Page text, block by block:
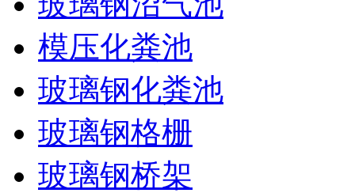
模压化粪池
玻璃钢化粪池
玻璃钢格栅
玻璃钢桥架